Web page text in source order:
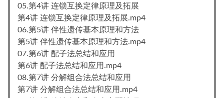
05.第4讲 连锁互换定律原理及拓展
第4讲 连锁互换定律原理及拓展.mp4
06.第5讲 伴性遗传基本原理和方法
第5讲 伴性遗传基本原理和方法.mp4
07.第6讲 配子法总结和应用
第6讲 配子法总结和应用.mp4
08.第7讲 分解组合法总结和应用
第7讲 分解组合法总结和应用.mp4